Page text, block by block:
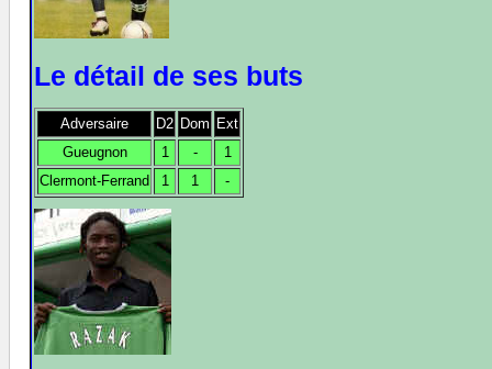
Le détail de ses buts
Adversaire D2 Dom Ext
Gueugnon
1 -
1
Clermont-Ferrand
1 1 -